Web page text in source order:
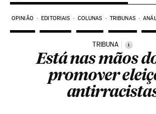
OPINIÃO EDITORIAIS COLUNAS TRIBUNAS
TRIBUNA i
Está nas mãos
promover